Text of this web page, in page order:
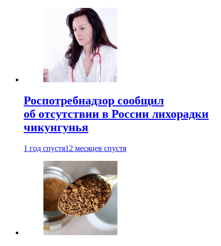
Роспотребнадзор сообщил
об отсутствии в России лихорадки
чикунгунья
1 год спустя12 месяцев спустя